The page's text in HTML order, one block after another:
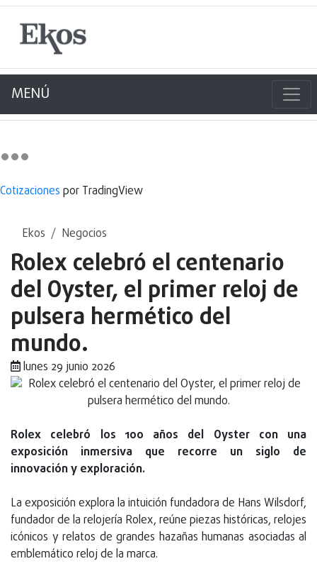
MENÚ
Cotizaciones por TradingView
Ekos Negocios
Rolex celebró el centenario
del Oyster, el primer reloj de
pulsera hermético del
mundo.
lunes 29 junio 2026
Rolex celebró los 100 años del Oyster con una
exposición inmersiva que recorre un siglo de
innovación y exploración.
La exposición explora la intuición fundadora de Hans Wilsdorf,
fundador de la relojería Rolex, reúne piezas históricas, relojes
icónicos y relatos de grandes hazañas humanas asociadas al
emblemático reloj de la marca.